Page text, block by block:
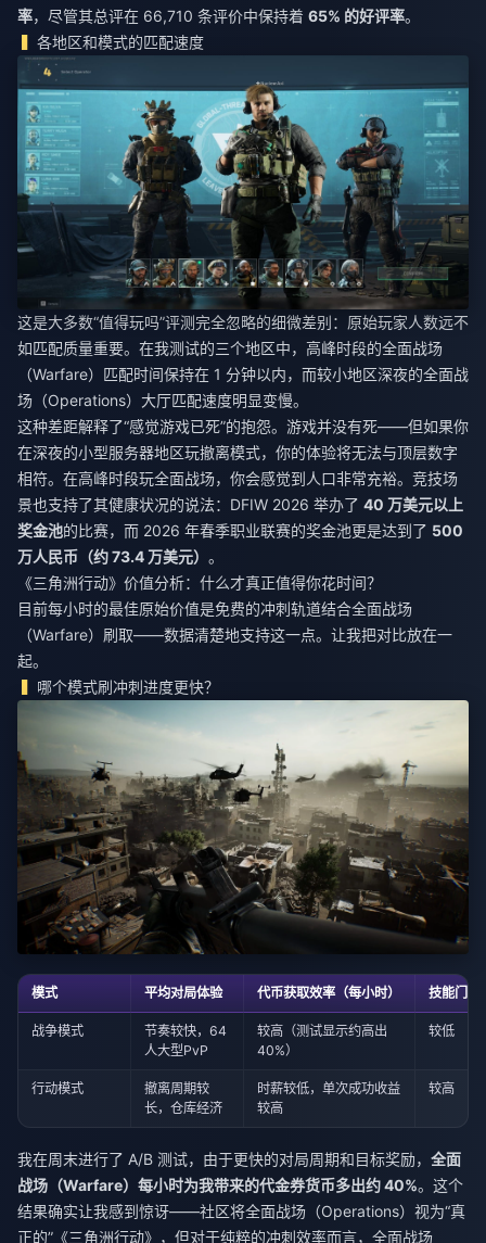
率，尽管其总评在 66,710 条评价中保持着 65% 的好评率。
各地区和模式的匹配速度
这是大多数“值得玩吗”评测完全忽略的细微差别：原始玩家人数远不
如匹配质量重要。在我测试的三个地区中，高峰时段的全面战场
（Warfare）匹配时间保持在 1 分钟以内，而较小地区深夜的全面战
场（Operations）大厅匹配速度明显变慢。
这种差距解释了“感觉游戏已死”的抱怨。游戏并没有死——但如果你
在深夜的小型服务器地区玩撤离模式，你的体验将无法与顶层数字
相符。在高峰时段玩全面战场，你会感觉到人口非常充裕。竞技场
景也支持了其健康状况的说法：DFIW 2026 举办了 40 万美元以上
奖金池的比赛，而 2026 年春季职业联赛的奖金池更是达到了 500
万人民币（约 73.4 万美元） 。
《三角洲行动》价值分析：什么才真正值得你花时间？
目前每小时的最佳原始价值是免费的冲刺轨道结合全面战场
（Warfare）刷取——数据清楚地支持这一点。让我把对比放在一
起。
哪个模式刷冲刺进度更快？
模式 平均对局体验 代币获取效率（每小时） 技能门槛
战争模式
节奏较快，64
人大型PvP
较高（测试显示约高出
40%）
较低
行动模式
撤离周期较
长，仓库经济
时薪较低，单次成功收益
较高
较高
我在周末进行了 A/B 测试，由于更快的对局周期和目标奖励， 全面
战场（Warfare）每小时为我带来的代金券货币多出约 40%。这个
结果确实让我感到惊讶——社区将全面战场（Operations）视为“真
正的”《三角洲行动》，但对于纯粹的冲刺效率而言，全面战场